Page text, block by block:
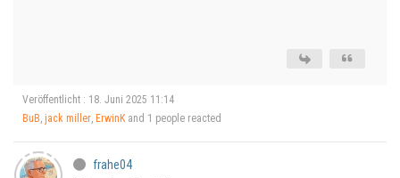
Veröffentlicht : 18. Juni 2025 11:14
BuB, jack miller, ErwinKand 1 people reacted
frahe04